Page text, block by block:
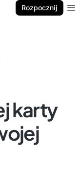
Rozpocznij
karty